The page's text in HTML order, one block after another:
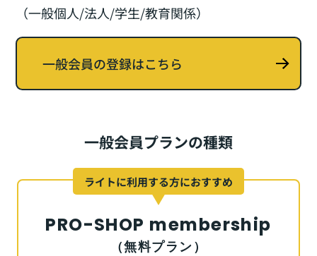
（一般個人/法人/学生/教育関係）
一般会員の登録はこちら
一般会員プランの種類
PRO-SHOP membership
（無料プラン）
ライトに利用する方におすすめ